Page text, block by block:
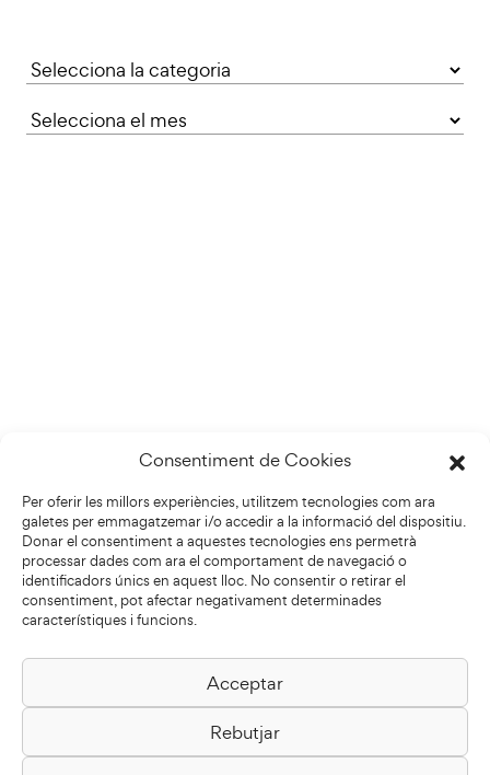
Consentiment de Cookies
Per oferir les millors experiències, utilitzem tecnologies com ara
galetes per emmagatzemar i/o accedir a la informació del dispositiu.
Donar el consentiment a aquestes tecnologies ens permetrà
processar dades com ara el comportament de navegació o
identificadors únics en aquest lloc. No consentir o retirar el
consentiment, pot afectar negativament determinades
característiques i funcions.
Acceptar
Rebutjar
Categories
Biblioteca Pilarin Bayés
Passeig de la Generalitat, 1
08500 Vic